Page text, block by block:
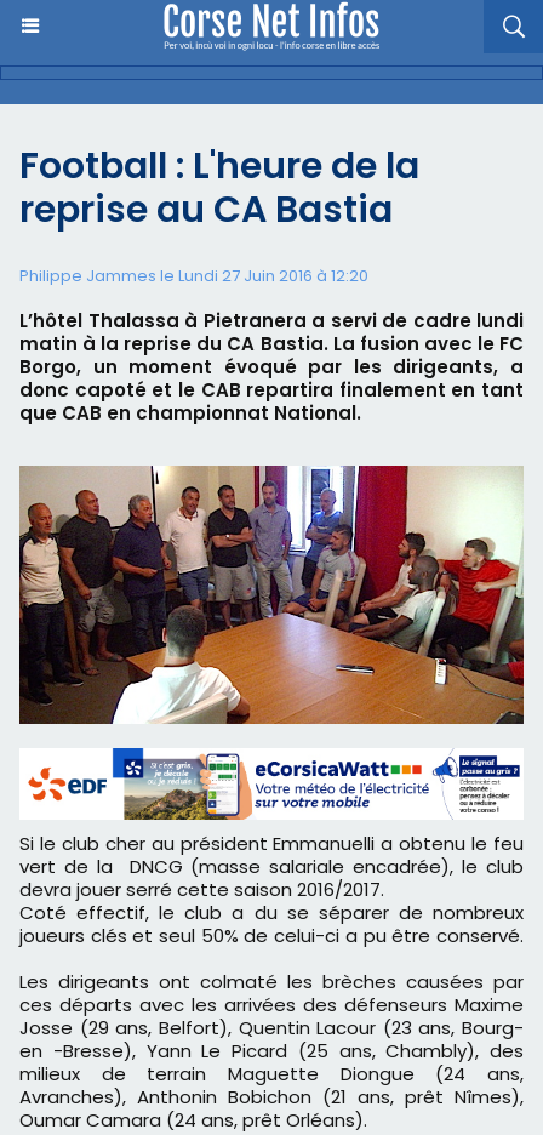
Football : L'heure de la
reprise au CA Bastia
Philippe Jammes le Lundi 27 Juin 2016 à 12:20
L’hôtel Thalassa à Pietranera a servi de cadre lundi
matin à la reprise du CA Bastia. La fusion avec le FC
Borgo, un moment évoqué par les dirigeants, a
donc capoté et le CAB repartira finalement en tant
que CAB en championnat National.
Si le club cher au président Emmanuelli a obtenu le feu
vert de la DNCG (masse salariale encadrée), le club
devra jouer serré cette saison 2016/2017.
Coté effectif, le club a du se séparer de nombreux
joueurs clés et seul 50% de celui-ci a pu être conservé.
Les dirigeants ont colmaté les brèches causées par
ces départs avec les arrivées des défenseurs Maxime
Josse (29 ans, Belfort), Quentin Lacour (23 ans, Bourg-
en -Bresse), Yann Le Picard (25 ans, Chambly), des
milieux de terrain Maguette Diongue (24 ans,
Avranches), Anthonin Bobichon (21 ans, prêt Nîmes),
Oumar Camara (24 ans, prêt Orléans).